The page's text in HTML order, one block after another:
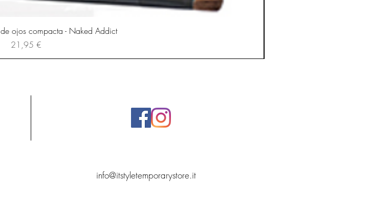
ojos compacta - Naked Addict
Precio
21,95 €
info@itstyletemporarystore.it